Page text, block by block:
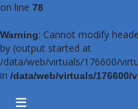
on line 78
Warning: Cannot modify
by (output started at
/data/web/virtuals/176600/
in /data/web/virtuals/176600/